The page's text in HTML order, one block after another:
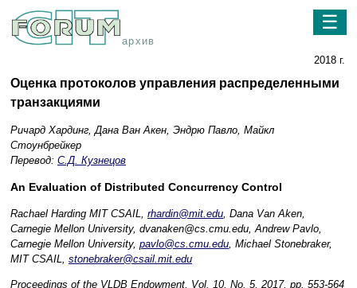
архив
☰
2018 г.
Оценка протоколов управления распределенными
транзакциями
Ричард Хардинг, Дана Ван Акен, Эндрю Павло, Майкл
Стоунбрейкер
Перевод: С.Д. Кузнецов
An Evaluation of Distributed Concurrency Control
Rachael Harding MIT CSAIL, rhardin@mit.edu, Dana Van Aken,
Carnegie Mellon University, dvanaken@cs.cmu.edu, Andrew Pavlo,
Carnegie Mellon University, pavlo@cs.cmu.edu, Michael Stonebraker,
MIT CSAIL, stonebraker@csail.mit.edu
Proceedings of the VLDB Endowment, Vol. 10, No. 5, 2017, pp. 553-564